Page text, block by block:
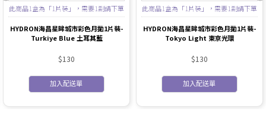
此商品1盒為「1片裝」，需要1副請下單
2盒
HYDRON海昌星眸城市彩色月拋1片裝-
Turkiye Blue 土耳其藍
$130
加入配送單
此商品1盒為「1片裝」，需要1副請下單
2盒
HYDRON海昌星眸城市彩色月拋1片裝-
Tokyo Light 東京光環
$130
加入配送單